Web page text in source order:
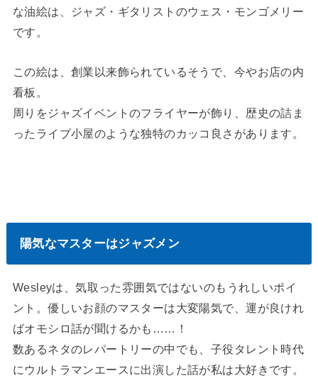
な油絵は、ジャズ・ギタリストのウェス・モンゴメリー
です。
この絵は、創業以来飾られているそうで、今やお店の内
看板。
周りをジャズイベントのフライヤーが飾り、歴史の詰ま
ったライブ小屋のような独特のカッコ良さがあります。
陽気なマスターはジャズメン
Wesleyは、気取った雰囲気ではないのもうれしいポイ
ント。優しいお顔のマスターは大変陽気で、運が良けれ
ばオモシロ話が聞けるかも……！
数あるネタのレパートリーの中でも、子役タレント時代
にウルトラマンエースに出演した話が私は大好きです。